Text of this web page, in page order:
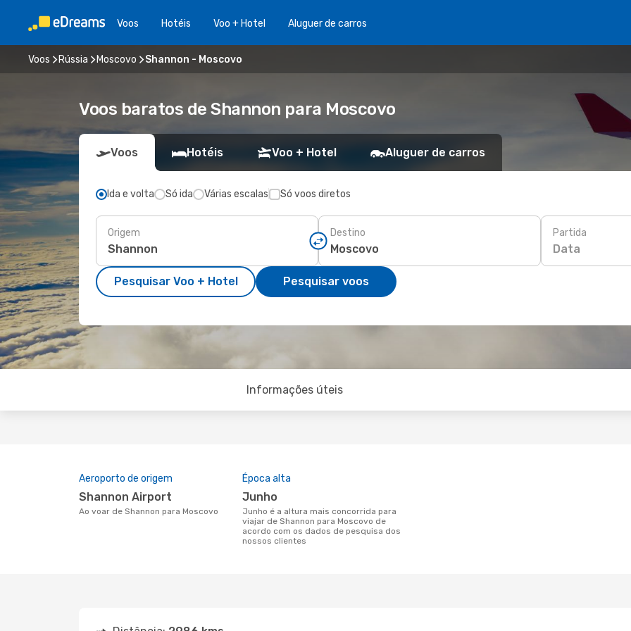
Voos Hotéis Voo + Hotel Aluguer de carros
Voos Rússia Moscovo Shannon - Moscovo
Voos baratos de Shannon para Moscovo
Voos Hotéis Voo + Hotel Aluguer de carros
Ida e volta Só ida Várias escalas Só voos diretos
Origem Destino Partida
Data
Pesquisar Voo + Hotel Pesquisar voos
Informações úteis
Aeroporto de origem
Shannon Airport
Ao voar de Shannon para Moscovo
Época alta
junho
junho é a altura mais concorrida para
viajar de Shannon para Moscovo de
acordo com os dados de pesquisa dos
nossos clientes